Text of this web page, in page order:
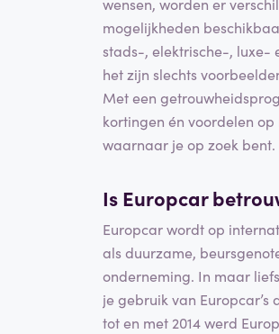
wensen, worden er
mogelijkheden
stads-, elektrische-, luxe-
het zijn slechts
Met een
kortingen én voordelen
waarnaar je op zoek bent.
Is Europcar
Europcar wordt op
als duurzame,
onderneming. In maar
je gebruik van Europcar’s
tot en met 2014 werd